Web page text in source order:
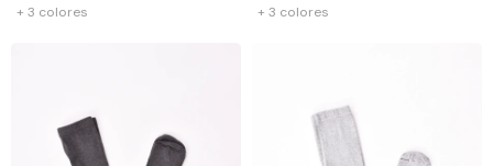
+ 3 colores + 3 colores